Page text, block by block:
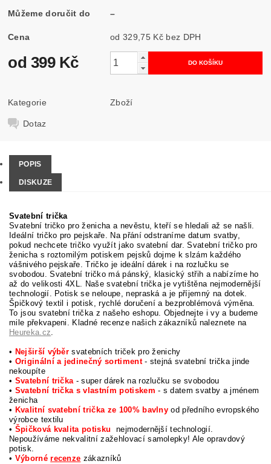
Můžeme doručit do –
Cena od 329,75 Kč bez DPH
od 399 Kč
Kategorie Zboží
Dotaz
POPIS
DISKUZE
Svatební trička
Svatební tričko pro ženicha a nevěstu, kteří se hledali až se našli.
Ideální tričko pro pejskaře. Na přání odstraníme datum svatby,
pokud nechcete tričko využít jako svatební dar. Svatební tričko pro
ženicha s roztomilým potiskem pejsků dojme k slzám každého
vášnivého pejskaře. Tričko je ideální dárek i na rozlučku se
svobodou. Svatební tričko má pánský, klasický střih a nabízíme ho
až do velikosti 4XL. Naše svatební trička je vytištěna nejmodernější
technologií. Potisk se neloupe, nepraská a je příjemný na dotek.
Špičkový textil i potisk, rychlé doručení a bezproblémová výměna.
To jsou svatební trička z našeho eshopu. Objednejte i vy a budeme
mile překvapeni. Kladné recenze našich zákazníků naleznete na
Heureka.cz.
• Nejširší výběr svatebních triček pro ženichy
• Originální a jedinečný sortiment- stejná svatební trička jinde
nekoupíte
• Svatební trička - super dárek na rozlučku se svobodou
• Svatební trička s vlastním potiskem- s datem svatby a jménem
ženicha
• Kvalitní svatební trička ze 100% bavlny od předního evropského
výrobce textilu
• Špičková kvalita potisku
nejmodernější technologií.
Nepoužíváme nekvalitní zažehlovací samolepky! Ale opravdový
potisk.
• Výbornérecenze zákazníků